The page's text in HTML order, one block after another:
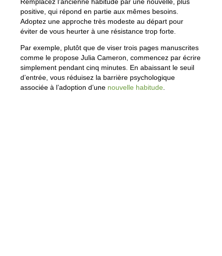
Remplacez l’ancienne habitude par une nouvelle, plus
positive, qui répond en partie aux mêmes besoins.
Adoptez une approche très modeste au départ pour
éviter de vous heurter à une résistance trop forte.
Par exemple, plutôt que de viser trois pages manuscrites
comme le propose Julia Cameron, commencez par écrire
simplement pendant cinq minutes. En abaissant le seuil
d’entrée, vous réduisez la barrière psychologique
associée à l’adoption d’une nouvelle habitude.